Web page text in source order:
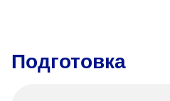
Подготовка